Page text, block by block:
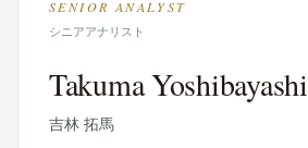
SENIOR ANALYST
シニアアナリスト
Takuma Yoshibayashi
吉林 拓馬